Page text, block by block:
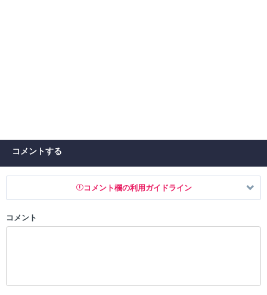
コメントする
コメント欄の利用ガイドライン
以下の書き込みを禁止とし、場合によってはコメント削除や書き込み制
コメント